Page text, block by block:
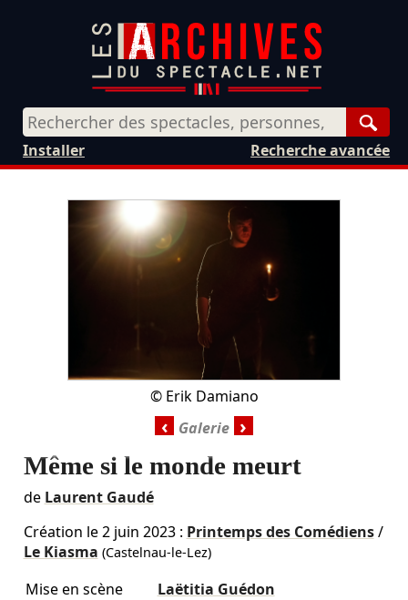
Recherche avancée
Installer
© Erik Damiano
‹ ›
Même si le monde meurt
de Laurent Gaudé
Création le2 juin 2023: Printemps des Comédiens/
Le Kiasma (Castelnau-le-Lez)
Mise en scène
Laëtitia Guédon